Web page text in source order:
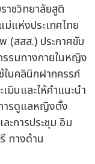
าชวิทยาลัยสูติ
แห่งประเทศไทย
(สสส.) ประกาศขับ
รรมทางกายในหญิง
ในคลินิกฝากครรภ์
มินและให้คำแนะนำ
ารดูแลหญิงตั้ง
การประชุม อิม
ทางด้าน